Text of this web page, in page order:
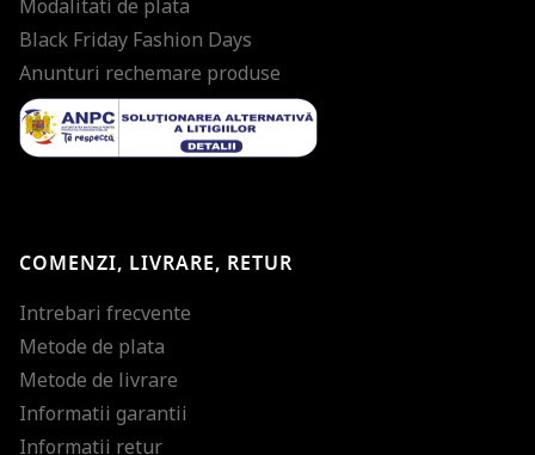
Modalitati de plata
Black Friday Fashion Days
Anunturi rechemare produse
COMENZI, LIVRARE, RETUR
Intrebari frecvente
Metode de plata
Metode de livrare
Informatii garantii
Informatii retur